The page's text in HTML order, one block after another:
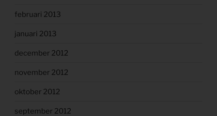
februari 2013
januari 2013
december 2012
november 2012
oktober 2012
september 2012